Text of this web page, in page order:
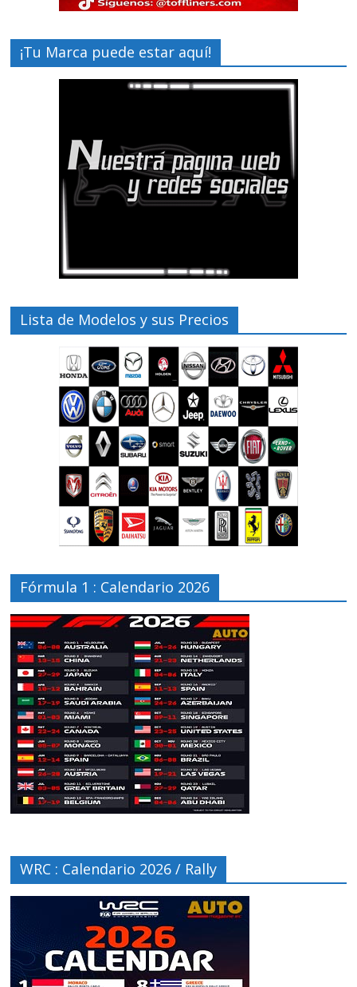
¡Tu Marca puede estar aquí!
Lista de Modelos y sus Precios
Fórmula 1 : Calendario 2026
WRC : Calendario 2026 / Rally